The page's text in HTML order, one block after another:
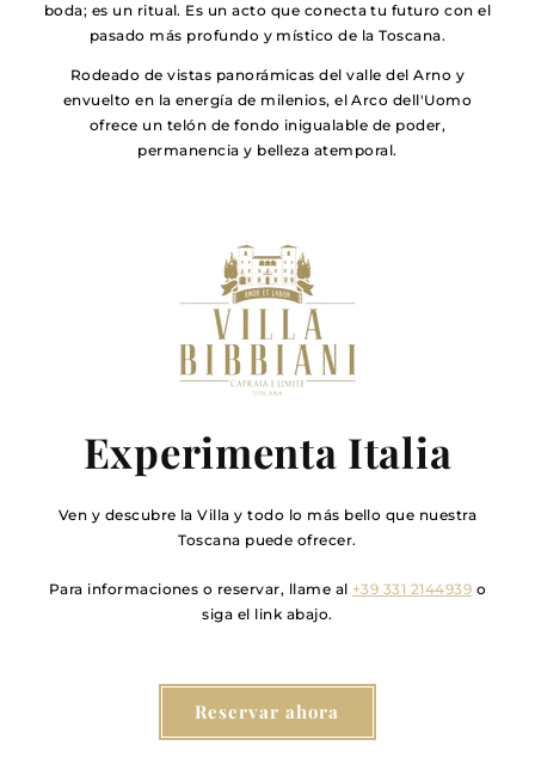
boda; es un ritual. Es un acto que conecta tu futuro con el
pasado más profundo y místico de la Toscana.
Rodeado de vistas panorámicas del valle del Arno y
envuelto en la energía de milenios, el Arco dell'Uomo
ofrece un telón de fondo inigualable de poder,
permanencia y belleza atemporal.
Experimenta Italia
Ven y descubre la Villa y todo lo más bello que nuestra
Toscana puede ofrecer.
Para informaciones o reservar, llame al +39 331 2144939 o
siga el link abajo.
Reservar ahora